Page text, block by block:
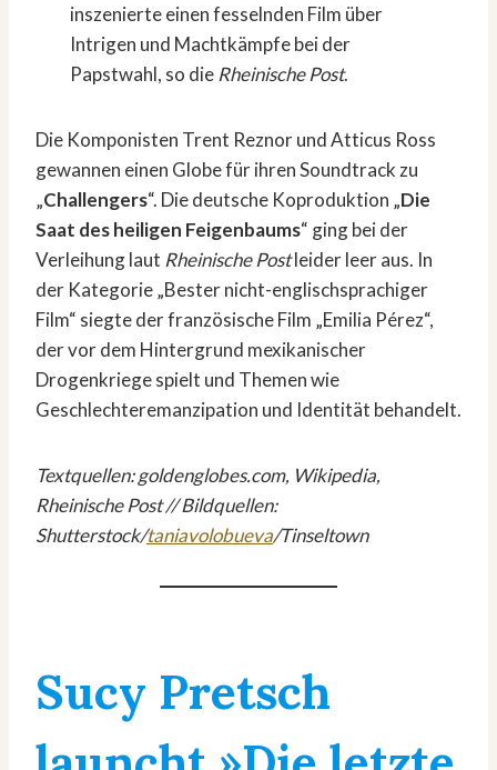
inszenierte einen fesselnden Film über
Intrigen und Machtkämpfe bei der
Papstwahl, so die Rheinische Post.
Die Komponisten Trent Reznor und Atticus Ross
gewannen einen Globe für ihren Soundtrack zu
„Challengers“. Die deutsche Koproduktion „Die
Saat des heiligen Feigenbaums“ ging bei der
Verleihung laut Rheinische Postleider leer aus. In
der Kategorie „Bester nicht-englischsprachiger
Film“ siegte der französische Film „Emilia Pérez“,
der vor dem Hintergrund mexikanischer
Drogenkriege spielt und Themen wie
Geschlechteremanzipation und Identität behandelt.
Textquellen: goldenglobes.com, Wikipedia,
Rheinische Post // Bildquellen:
Shutterstock/taniavolobueva/Tinseltown
Sucy Pretsch